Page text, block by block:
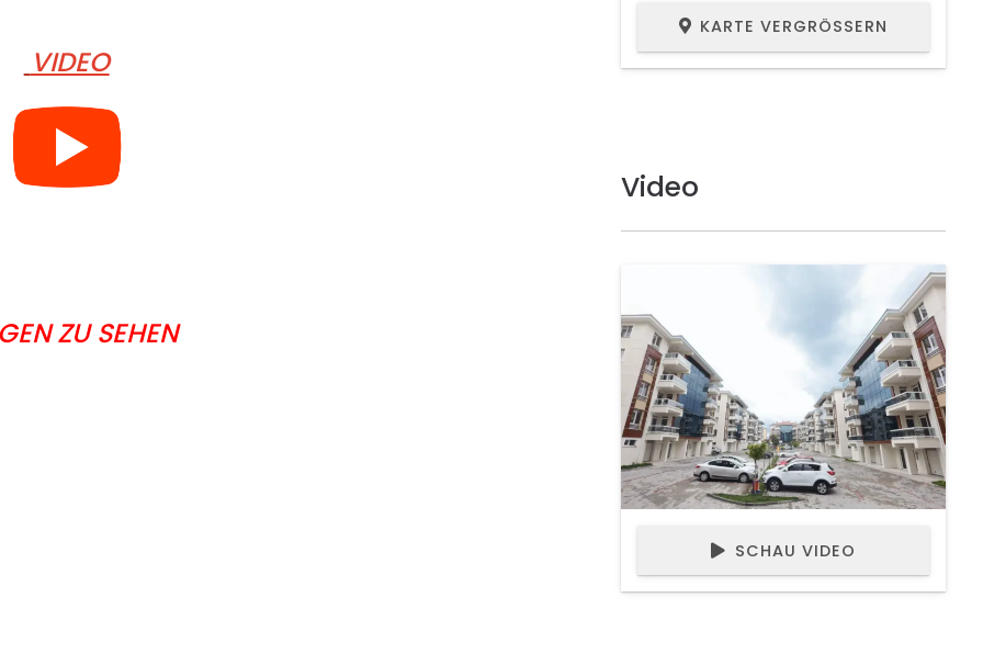
VIDEO
ZU SEHEN
KARTE VERGRÖSSERN
Video
SCHAU VIDEO